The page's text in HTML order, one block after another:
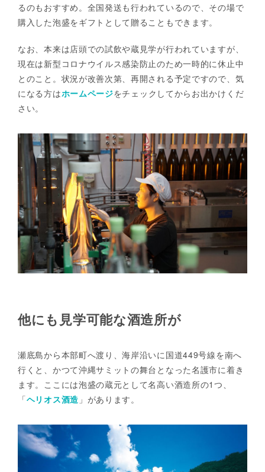
るのもおすすめ。全国発送も行われているので、その場で
購入した泡盛をギフトとして贈ることもできます。
なお、本来は店頭での試飲や蔵見学が行われていますが、
現在は新型コロナウイルス感染防止のため一時的に休止中
とのこと。状況が改善次第、再開される予定ですので、気
になる方はホームページをチェックしてからお出かけくだ
さい。
他にも見学可能な酒造所が
瀬底島から本部町へ渡り、海岸沿いに国道449号線を南へ
行くと、かつて沖縄サミットの舞台となった名護市に着き
ます。ここには泡盛の蔵元として名高い酒造所の1つ、
「ヘリオス酒造 」があります。